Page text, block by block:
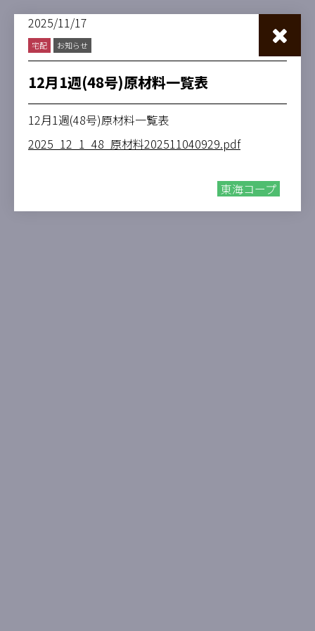
2025/11/17
宅配 お知らせ
12月1週(48号)原材料一覧表
12月1週(48号)原材料一覧表
2025_12_1_48_原材料202511040929.pdf
東海コープ